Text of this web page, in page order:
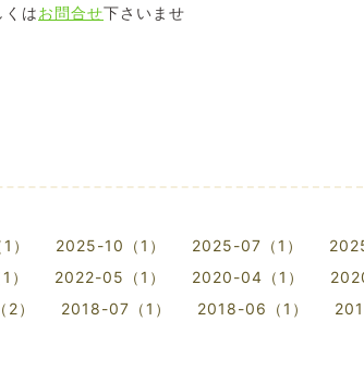
くはお問合せ下さいませ
） 2025-10（1） 2025-07（1）
） 2022-05（1） 2020-04（1）
） 2018-07（1） 2018-06（1）